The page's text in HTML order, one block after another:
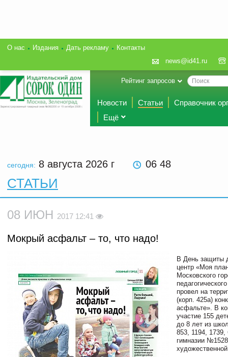
О нас Издания Дать рекламу
Контакты
news@id41.ru
Рейтинг запросов
Новости Статьи
Справочник
Ещё
сегодня: 8 августа 2026 г 06 48
СТАТЬИ
08 ИЮН 2017 12:41
Мокрый асфальт – то, что надо!
В День защиты
центр «Моя
Московского
провел на
(корп. 425а)
асфальте». В
участие 155
до 8 лет из
853, 1194, 1739,
гимназии